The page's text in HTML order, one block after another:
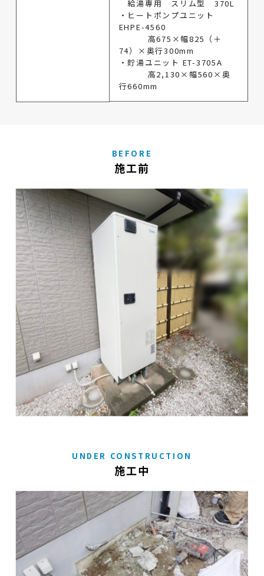
給湯専用 スリム型 370L
・ヒートポンプユニット
EHPE-4560
高675×幅825（＋
74）×奥行300mm
・貯湯ユニット ET-3705A
高2,130×幅560×奥
行660mm
BEFORE
施工前
UNDER CONSTRUCTION
施工中